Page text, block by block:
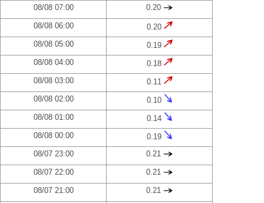
08/08 07:00 0.20
08/08 06:00
0.20
08/08 05:00
0.19
08/08 04:00
0.18
08/08 03:00
0.11
08/08 02:00
0.10
08/08 01:00
0.14
08/08 00:00
0.19
08/07 23:00
0.21
08/07 22:00 0.21
08/07 21:00 0.21